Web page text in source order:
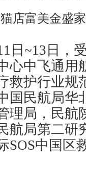
店富美金盛
日~13日，
心中飞通用
救护行业规
国民航局华
理局，民航
航局第二研
SOS中国区